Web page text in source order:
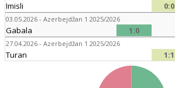
Imisli 0:0
03.05.2026 - Azerbejdžan 1 2025/2026
Gabala 1:0
27.04.2026 - Azerbejdžan 1 2025/2026
Turan 1:1